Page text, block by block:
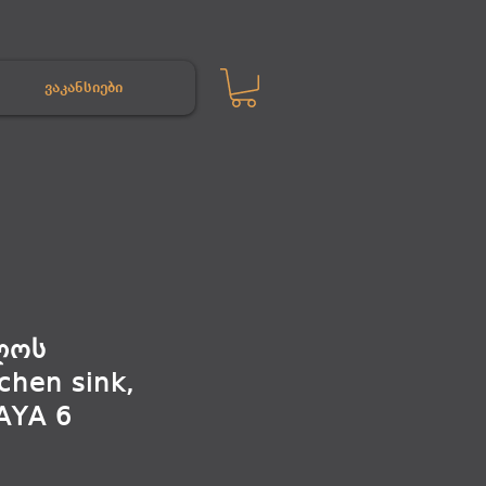
ვაკანსიები
sink,
6